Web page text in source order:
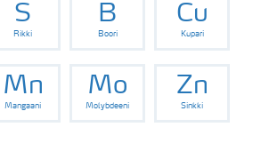
S
Rikki
B
Boori
Cu
Kupari
Mn
Mangaani
Mo
Molybdeeni
Zn
Sinkki